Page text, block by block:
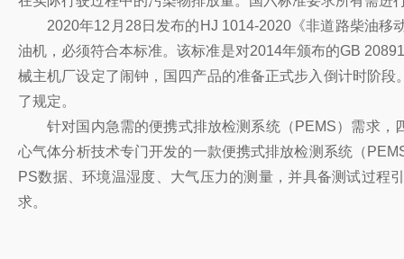
2020年12月28日发布的HJ 1014-2020《非道路柴油
油机，必须符合本标准。该标准是对2014年颁布的GB
械主机厂设定了闹钟，国四产品的准备正式步入倒计时阶
了规定。
针对国内急需的便携式排放检测系统（PEMS）需求
心气体分析技术专门开发的一款便携式排放检测系统（
PS数据、环境温湿度、大气压力的测量，并具备测试过程
求。